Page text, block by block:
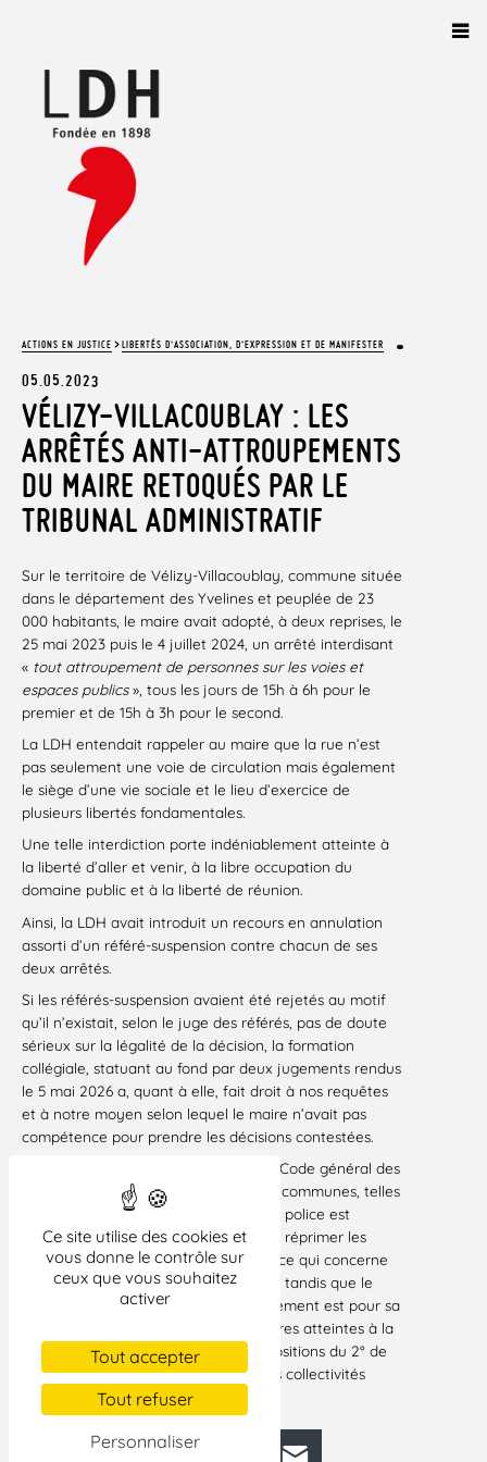
Ce site utilise des cookies et
vous donne le contrôle sur
ceux que vous souhaitez
activer
Tout accepter
Tout refuser
Personnaliser
ACTIONS EN JUSTICE >LIBERTÉS D’ASSOCIATION, D’EXPRESSION ET DE MANIFESTER
05.05.2023
VÉLIZY-VILLACOUBLAY : LES
ARRÊTÉS ANTI-ATTROUPEMENTS
DU MAIRE RETOQUÉS PAR LE
TRIBUNAL ADMINISTRATIF
Sur le territoire de Vélizy-Villacoublay, commune située
dans le département des Yvelines et peuplée de 23
000 habitants, le maire avait adopté, à deux reprises, le
25 mai 2023 puis le 4 juillet 2024, un arrêté interdisant
« tout attroupement de personnes sur les voies et
espaces publics», tous les jours de 15h à 6h pour le
premier et de 15h à 3h pour le second.
La LDH entendait rappeler au maire que la rue n’est
pas seulement une voie de circulation mais également
le siège d’une vie sociale et le lieu d’exercice de
plusieurs libertés fondamentales.
Une telle interdiction porte indéniablement atteinte à
la liberté d’aller et venir, à la libre occupation du
domaine public et à la liberté de réunion.
Ainsi, la LDH avait introduit un recours en annulation
assorti d’un référé-suspension contre chacun de ses
deux arrêtés.
Si les référés-suspension avaient été rejetés au motif
qu’il n’existait, selon le juge des référés, pas de doute
sérieux sur la légalité de la décision, la formation
collégiale, statuant au fond par deux jugements rendus
le 5 mai 2026 a, quant à elle, fait droit à nos requêtes
et à notre moyen selon lequel le maire n’avait pas
compétence pour prendre les décisions contestées.
En effet, il résulte des dispositions du Code général des
collectivités territoriales que, dans les communes, telles
que celle de Vélizy-Villacoublay, où la police est
étatisée, le maire est compétent pour réprimer les
atteintes à la tranquillité publique en ce qui concerne
uniquement les troubles de voisinage, tandis que le
représentant de l’Etat dans le département est pour sa
part compétent pour réprimer les autres atteintes à la
tranquillité publique au sens des dispositions du 2° de
l’article L. 2212-2 du Code général des collectivités
territoriales.
Facebook
BlueskyMastodonLinkedIn